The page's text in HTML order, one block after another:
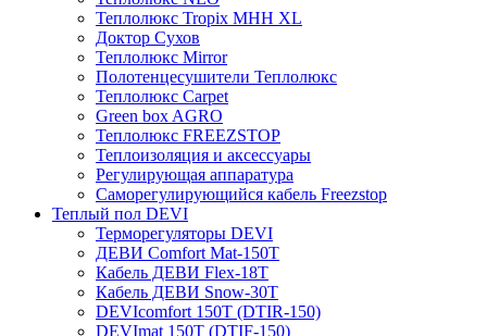
Теплолюкс Tropix МНН XL
Доктор Сухов
Теплолюкс Mirror
Полотенцесушители Теплолюкс
Теплолюкс Carpet
Green box AGRO
Теплолюкс FREEZSTOP
Теплоизоляция и аксессуары
Регулирующая аппаратура
Cаморегулирующийся кабель Freezstop
Теплый пол DEVI
Терморегуляторы DEVI
ДЕВИ Comfort Mat-150T
Кабель ДЕВИ Flex-18T
Кабель ДЕВИ Snow-30T
DEVIcomfort 150T (DTIR-150)
DEVImat 150T (DTIF-150)